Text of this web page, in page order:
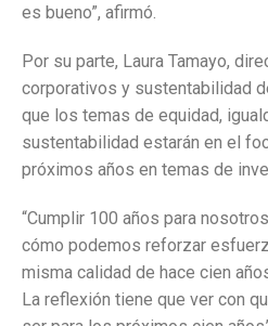
es bueno”, afirmó.
Por su parte, Laura Tamayo,
corporativos y sustentabilidad
que los temas de equidad,
sustentabilidad estarán en el
próximos años en temas de
“Cumplir 100 años para
cómo podemos reforzar
misma calidad de hace cien
La reflexión tiene que ver con